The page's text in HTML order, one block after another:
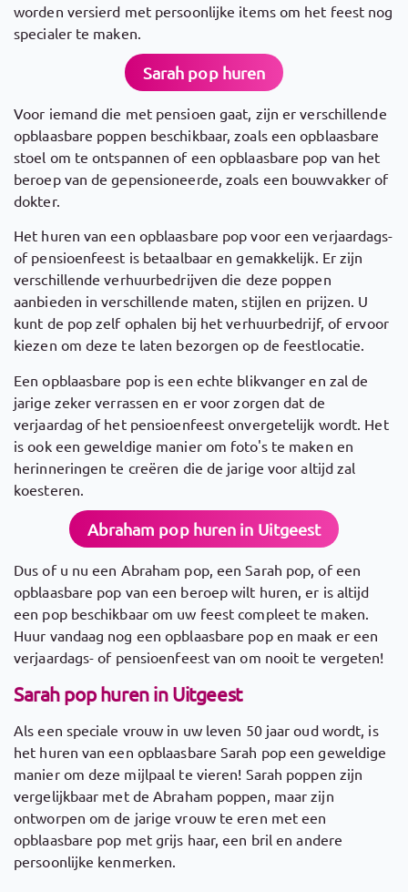
worden versierd met persoonlijke items om het feest nog
specialer te maken.
Sarah pop huren
Voor iemand die met pensioen gaat, zijn er verschillende
opblaasbare poppen beschikbaar, zoals een opblaasbare
stoel om te ontspannen of een opblaasbare pop van het
beroep van de gepensioneerde, zoals een bouwvakker of
dokter.
Het huren van een opblaasbare pop voor een verjaardags-
of pensioenfeest is betaalbaar en gemakkelijk. Er zijn
verschillende verhuurbedrijven die deze poppen
aanbieden in verschillende maten, stijlen en prijzen. U
kunt de pop zelf ophalen bij het verhuurbedrijf, of ervoor
kiezen om deze te laten bezorgen op de feestlocatie.
Een opblaasbare pop is een echte blikvanger en zal de
jarige zeker verrassen en er voor zorgen dat de
verjaardag of het pensioenfeest onvergetelijk wordt. Het
is ook een geweldige manier om foto's te maken en
herinneringen te creëren die de jarige voor altijd zal
koesteren.
Abraham pop huren in Uitgeest
Dus of u nu een Abraham pop, een Sarah pop, of een
opblaasbare pop van een beroep wilt huren, er is altijd
een pop beschikbaar om uw feest compleet te maken.
Huur vandaag nog een opblaasbare pop en maak er een
verjaardags- of pensioenfeest van om nooit te vergeten!
Sarah pop huren in Uitgeest
Als een speciale vrouw in uw leven 50 jaar oud wordt, is
het huren van een opblaasbare Sarah pop een geweldige
manier om deze mijlpaal te vieren! Sarah poppen zijn
vergelijkbaar met de Abraham poppen, maar zijn
ontworpen om de jarige vrouw te eren met een
opblaasbare pop met grijs haar, een bril en andere
persoonlijke kenmerken.